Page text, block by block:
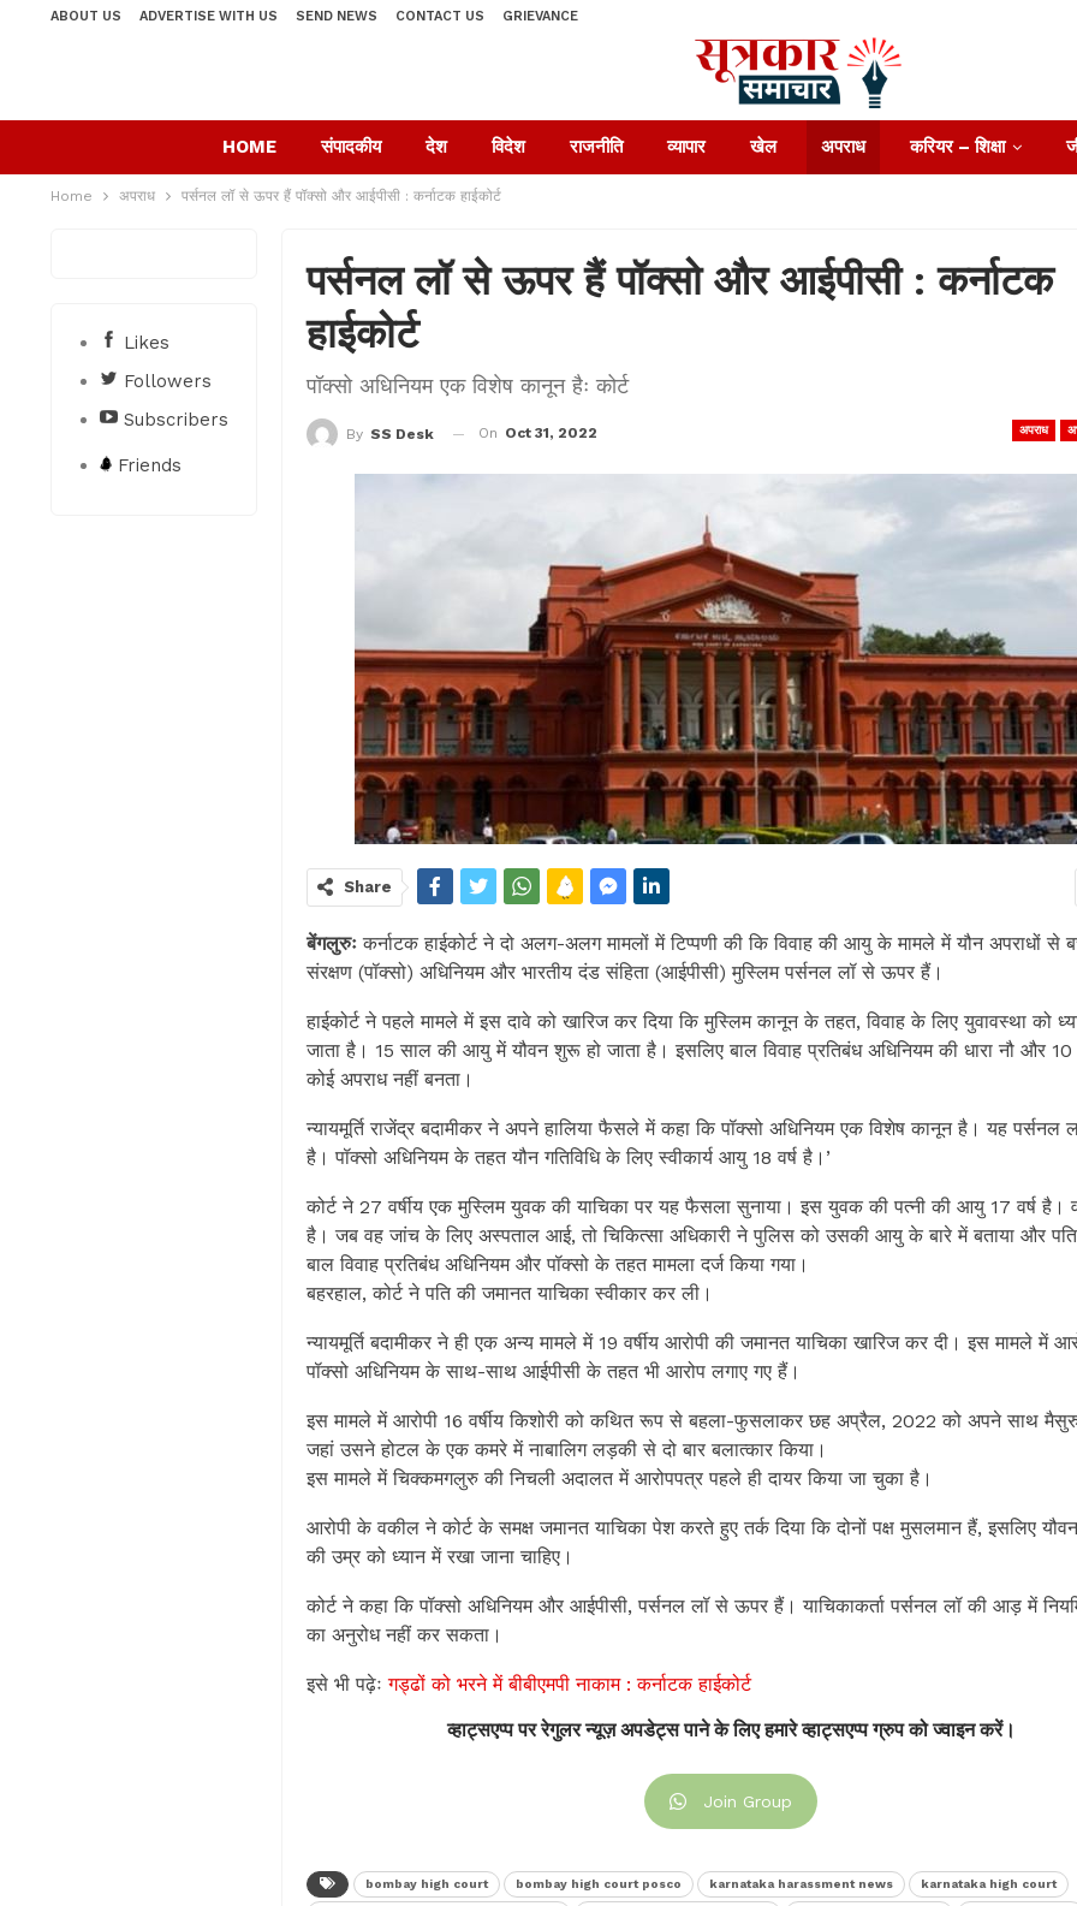
ABOUT US ADVERTISE WITH US SEND NEWS CONTACT US GRIEVANCE
HOME संपादकीय देश विदेश राजनीति व्यापार खेल अपराध करियर – शिक्षा
Home अपराध पर्सनल लॉ से ऊपर हैं पॉक्सो और आईपीसी : कर्नाटक हाईकोर्ट
पर्सनल लॉ से ऊपर हैं पॉक्सो और आईपीसी : कर्नाटक
हाईकोर्ट
पॉक्सो अधिनियम एक विशेष कानून हैः कोर्ट
अपराध
By SS Desk On Oct 31, 2022
Share
बेंगलुरुः कर्नाटक हाईकोर्ट ने दो अलग-अलग मामलों में टिप्पणी की कि विवाह की आयु के मामले में यौन अपराधों से
संरक्षण (पॉक्सो) अधिनियम और भारतीय दंड संहिता (आईपीसी) मुस्लिम पर्सनल लॉ से ऊपर हैं।
हाईकोर्ट ने पहले मामले में इस दावे को खारिज कर दिया कि मुस्लिम कानून के तहत, विवाह के लिए युवावस्था को
जाता है। 15 साल की आयु में यौवन शुरू हो जाता है। इसलिए बाल विवाह प्रतिबंध अधिनियम की धारा नौ और
कोई अपराध नहीं बनता।
न्यायमूर्ति राजेंद्र बदामीकर ने अपने हालिया फैसले में कहा कि पॉक्सो अधिनियम एक विशेष कानून है। यह पर्सनल
है। पॉक्सो अधिनियम के तहत यौन गतिविधि के लिए स्वीकार्य आयु 18 वर्ष है।’
कोर्ट ने 27 वर्षीय एक मुस्लिम युवक की याचिका पर यह फैसला सुनाया। इस युवक की पत्नी की आयु 17 वर्ष है।
है। जब वह जांच के लिए अस्पताल आई, तो चिकित्सा अधिकारी ने पुलिस को उसकी आयु के बारे में बताया और
बाल विवाह प्रतिबंध अधिनियम और पॉक्सो के तहत मामला दर्ज किया गया।
बहरहाल, कोर्ट ने पति की जमानत याचिका स्वीकार कर ली।
न्यायमूर्ति बदामीकर ने ही एक अन्य मामले में 19 वर्षीय आरोपी की जमानत याचिका खारिज कर दी। इस मामले में
पॉक्सो अधिनियम के साथ-साथ आईपीसी के तहत भी आरोप लगाए गए हैं।
इस मामले में आरोपी 16 वर्षीय किशोरी को कथित रूप से बहला-फुसलाकर छह अप्रैल, 2022 को अपने साथ
जहां उसने होटल के एक कमरे में नाबालिग लड़की से दो बार बलात्कार किया।
इस मामले में चिक्कमगलुरु की निचली अदालत में आरोपपत्र पहले ही दायर किया जा चुका है।
आरोपी के वकील ने कोर्ट के समक्ष जमानत याचिका पेश करते हुए तर्क दिया कि दोनों पक्ष मुसलमान हैं, इसलिए
की उम्र को ध्यान में रखा जाना चाहिए।
कोर्ट ने कहा कि पॉक्सो अधिनियम और आईपीसी, पर्सनल लॉ से ऊपर हैं। याचिकाकर्ता पर्सनल लॉ की आड़ में
का अनुरोध नहीं कर सकता।
इसे भी पढ़ेःगड्ढों को भरने में बीबीएमपी नाकाम : कर्नाटक हाईकोर्ट
व्हाट्सएप्प पर रेगुलर न्यूज़ अपडेट्स पाने के लिए हमारे व्हाट्सएप्प ग्रुप को ज्वाइन करें।
Join Group
bombay high court bombay high court posco karnataka harassment news karnataka high court
Likes
Followers
Subscribers
Friends